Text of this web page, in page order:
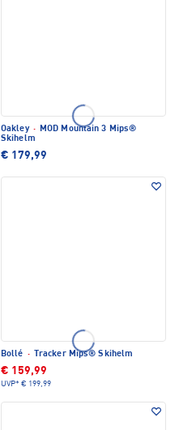
Oakley · MOD Mountain 3 Mips®
Skihelm
€ 179,99
Bollé · Tracker Mips® Skihelm
€ 159,99
UVP* € 199,99